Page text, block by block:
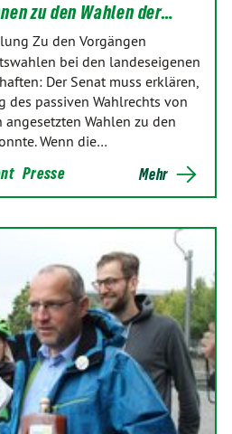
zu den Wahlen der…
Zu den Vorgängen
bei den landeseigenen
Der Senat muss erklären,
des passiven Wahlrechts von
Wahlen zu den
Wenn die…
Presse Mehr